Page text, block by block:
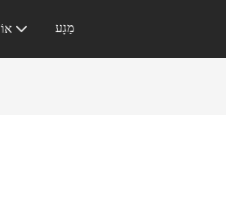
מַגָע